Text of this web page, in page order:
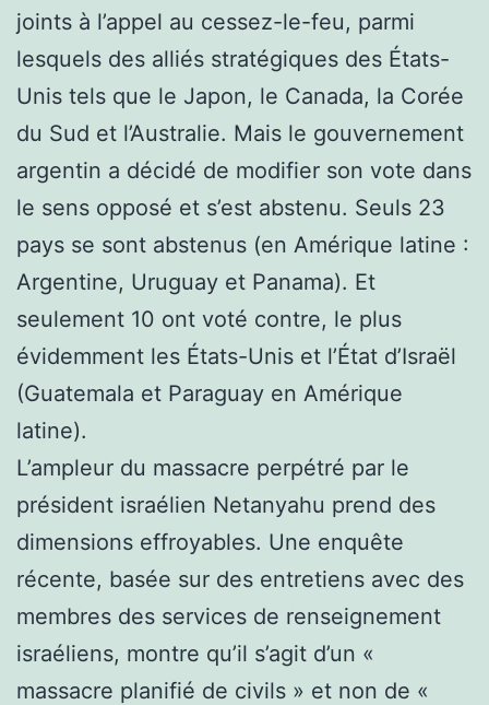
joints à l’appel au cessez-le-feu, parmi
lesquels des alliés stratégiques des États-
Unis tels que le Japon, le Canada, la Corée
du Sud et l’Australie. Mais le gouvernement
argentin a décidé de modifier son vote dans
le sens opposé et s’est abstenu. Seuls 23
pays se sont abstenus (en Amérique latine :
Argentine, Uruguay et Panama). Et
seulement 10 ont voté contre, le plus
évidemment les États-Unis et l’État d’Israël
(Guatemala et Paraguay en Amérique
latine).
L’ampleur du massacre perpétré par le
président israélien Netanyahu prend des
dimensions effroyables. Une enquête
récente, basée sur des entretiens avec des
membres des services de renseignement
israéliens, montre qu’il s’agit d’un «
massacre planifié de civils » et non de «